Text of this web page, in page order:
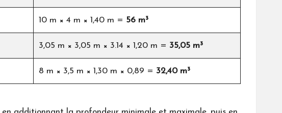
10 m × 4 m × 1,40 m = 56 m³
3,05 m × 3,05 m × 3.14 × 1,20 m = 35,05 m³
8 m × 3,5 m × 1,30 m × 0,89 = 32,40 m³